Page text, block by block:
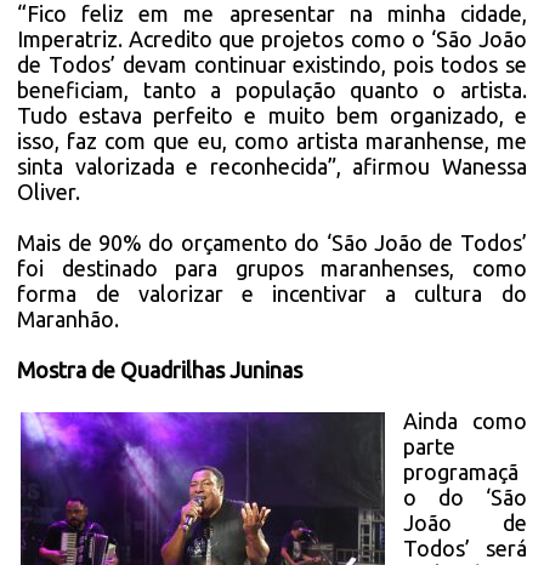
“Fico feliz em me apresentar na minha cidade,
Imperatriz. Acredito que projetos como o ‘São João
de Todos’ devam continuar existindo, pois todos se
beneficiam, tanto a população quanto o artista.
Tudo estava perfeito e muito bem organizado, e
isso, faz com que eu, como artista maranhense, me
sinta valorizada e reconhecida”, afirmou Wanessa
Oliver.
Mais de 90% do orçamento do ‘São João de Todos’
foi destinado para grupos maranhenses, como
forma de valorizar e incentivar a cultura do
Maranhão.
Mostra de Quadrilhas Juninas
Ainda como
parte
programaçã
o do ‘São
João de
Todos’ será